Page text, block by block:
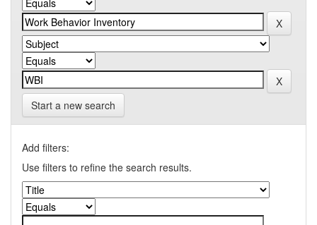
Start a new search
Add filters:
Use filters to refine the search results.